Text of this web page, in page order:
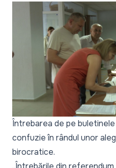
Întrebarea de pe
confuzie în rândul unor
birocratice.